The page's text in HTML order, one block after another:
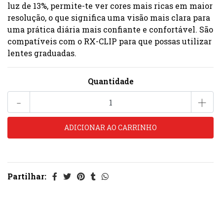
luz de 13%, permite-te ver cores mais ricas em maior
resolução, o que significa uma visão mais clara para
uma prática diária mais confiante e confortável. São
compatíveis com o RX-CLIP para que possas utilizar
lentes graduadas.
Quantidade
- +
Partilhar: